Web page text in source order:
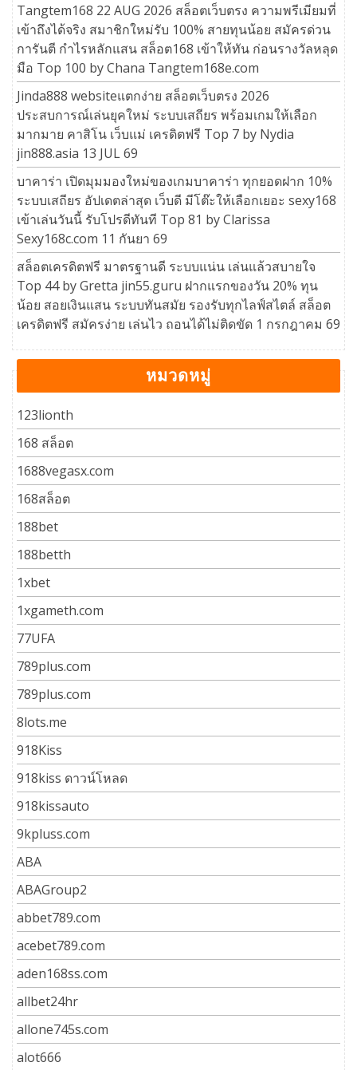
Tangtem168 22 AUG 2026 สล็อตเว็บตรง ความพรีเมียมที่
เข้าถึงได้จริง สมาชิกใหม่รับ 100% สายทุนน้อย สมัครด่วน
การันตี กำไรหลักแสน สล็อต168 เข้าให้ทัน ก่อนรางวัลหลุด
มือ Top 100 by Chana Tangtem168e.com
Jinda888 websiteแตกง่าย สล็อตเว็บตรง 2026
ประสบการณ์เล่นยุคใหม่ ระบบเสถียร พร้อมเกมให้เลือก
มากมาย คาสิโน เว็บแม่ เครดิตฟรี Top 7 by Nydia
jin888.asia 13 JUL 69
บาคาร่า เปิดมุมมองใหม่ของเกมบาคาร่า ทุกยอดฝาก 10%
ระบบเสถียร อัปเดตล่าสุด เว็บดี มีโต๊ะให้เลือกเยอะ sexy168
เข้าเล่นวันนี้ รับโปรดีทันที Top 81 by Clarissa
Sexy168c.com 11 กันยา 69
สล็อตเครดิตฟรี มาตรฐานดี ระบบแน่น เล่นแล้วสบายใจ
Top 44 by Gretta jin55.guru ฝากแรกของวัน 20% ทุน
น้อย สอยเงินแสน ระบบทันสมัย รองรับทุกไลฟ์สไตล์ สล็อต
เครดิตฟรี สมัครง่าย เล่นไว ถอนได้ไม่ติดขัด 1 กรกฎาคม 69
หมวดหมู่
123lionth
168 สล็อต
1688vegasx.com
168สล็อต
188bet
188betth
1xbet
1xgameth.com
77UFA
789plus.com
789plus.com
8lots.me
918Kiss
918kiss ดาวน์โหลด
918kissauto
9kpluss.com
ABA
ABAGroup2
abbet789.com
acebet789.com
aden168ss.com
allbet24hr
allone745s.com
alot666